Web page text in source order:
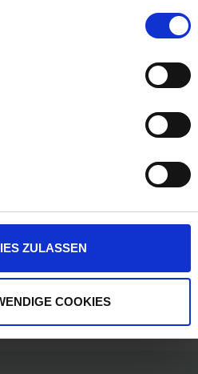
ZULASSEN
COOKIES
HINZUFÜGEN